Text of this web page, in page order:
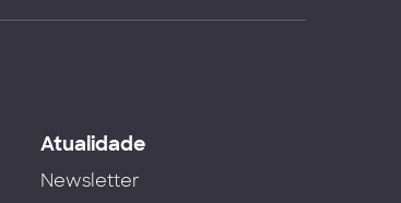
Atualidade
Newsletter